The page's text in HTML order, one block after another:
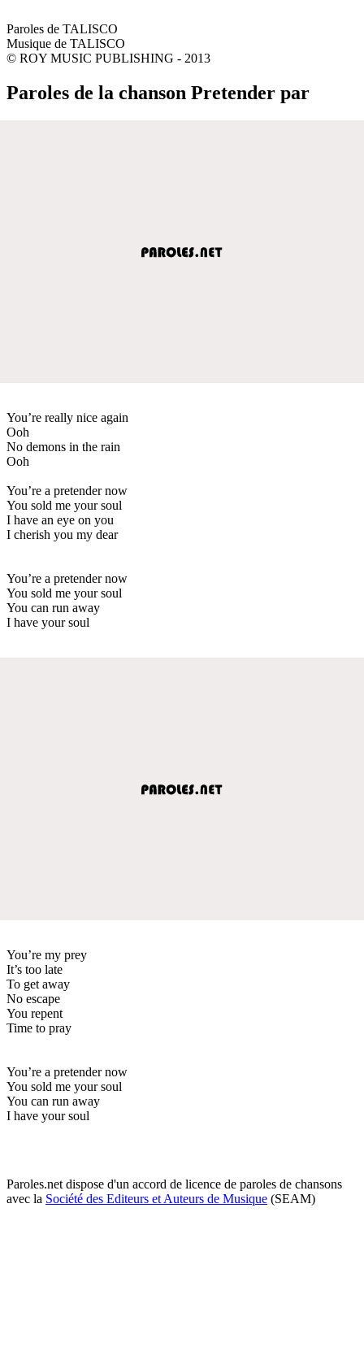
Paroles de TALISCO
Musique de TALISCO
© ROY MUSIC PUBLISHING - 2013
Paroles de la chanson Pretender par
You’re really nice again
Ooh
No demons in the rain
Ooh
You’re a pretender now
You sold me your soul
I have an eye on you
I cherish you my dear
You’re a pretender now
You sold me your soul
You can run away
I have your soul
You’re my prey
It’s too late
To get away
No escape
You repent
Time to pray
You’re a pretender now
You sold me your soul
You can run away
I have your soul
Paroles.net dispose d'un accord de licence de paroles de chansons
avec la Société des Editeurs et Auteurs de Musique (SEAM)